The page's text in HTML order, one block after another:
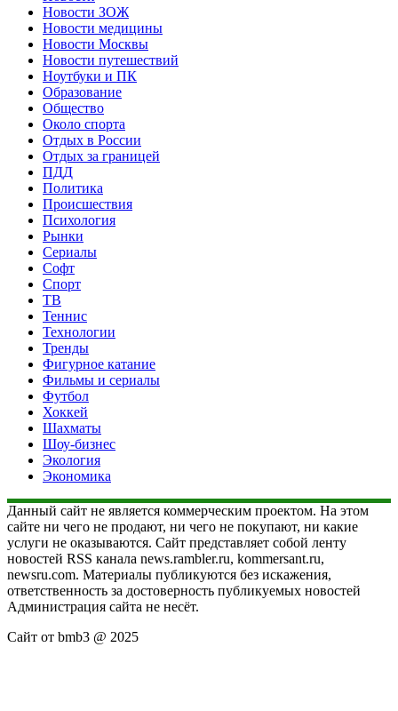
Новости ЗОЖ
Новости медицины
Новости Москвы
Новости путешествий
Ноутбуки и ПК
Образование
Общество
Около спорта
Отдых в России
Отдых за границей
ПДД
Политика
Происшествия
Психология
Рынки
Сериалы
Софт
Спорт
ТВ
Теннис
Технологии
Тренды
Фигурное катание
Фильмы и сериалы
Футбол
Хоккей
Шахматы
Шоу-бизнес
Экология
Экономика
Данный сайт не является коммерческим проектом. На этом
сайте ни чего не продают, ни чего не покупают, ни какие
услуги не оказываются. Сайт представляет собой ленту
новостей RSS канала news.rambler.ru, kommersant.ru,
newsru.com. Материалы публикуются без искажения,
ответственность за достоверность публикуемых новостей
Администрация сайта не несёт.
Сайт от bmb3 @ 2025